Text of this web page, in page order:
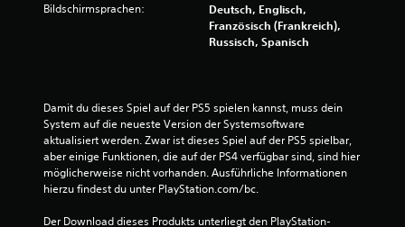
t
e
r
Bildschirmsprachen:
Deutsch, Englisch,
Französisch (Frankreich),
Russisch, Spanisch
Damit du dieses Spiel auf der PS5 spielen kannst, muss dein
System auf die neueste Version der Systemsoftware
aktualisiert werden. Zwar ist dieses Spiel auf der PS5 spielbar,
aber einige Funktionen, die auf der PS4 verfügbar sind, sind hier
möglicherweise nicht vorhanden. Ausführliche Informationen
hierzu findest du unter PlayStation.com/bc.
Der Download dieses Produkts unterliegt den PlayStation-